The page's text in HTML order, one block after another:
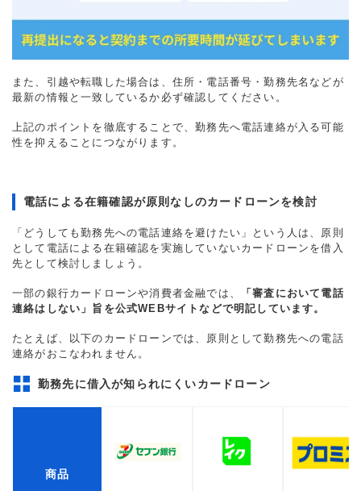
また、引越や転職した場合は、住所・電話番号・勤務先名などが
最新の情報と一致しているか必ず確認してください。
上記のポイントを徹底することで、勤務先へ電話連絡が入る可能
性を抑えることにつながります。
電話による在籍確認が原則なしのカードローンを検討
「どうしても勤務先への電話連絡を避けたい」という人は、原則
として電話による在籍確認を実施していないカードローンを借入
先として検討しましょう。
一部の銀行カードローンや消費者金融では、
「審査において電話
連絡はしない」旨を公式WEBサイトなどで明記しています。
たとえば、以下のカードローンでは、原則として勤務先への電話
連絡がおこなわれません。
勤務先に借入が知られにくいカードローン
商品